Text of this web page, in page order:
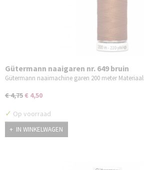
Gütermann naaigaren nr. 649 bruin
Gütermann naaimachine garen 200 meter
€ 4,75€ 4,50
✓ Op voorraad
IN WINKELWAGEN